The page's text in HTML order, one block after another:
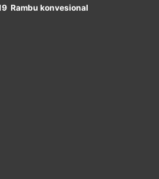
Rambu konvesional